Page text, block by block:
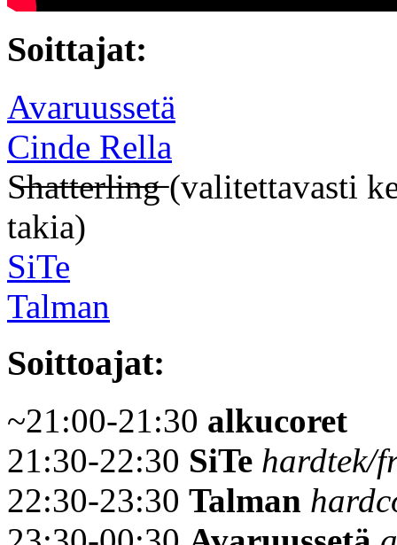
Soittajat:
Avaruussetä
Cinde Rella
S̶h̶a̶t̶t̶e̶r̶l̶i̶n̶g̶ (valitettavasti
takia)
SiTe
Talman
Soittoajat:
~21:00-21:30 alkucoret
21:30-22:30 SiTe hardtek/
22:30-23:30 Talman